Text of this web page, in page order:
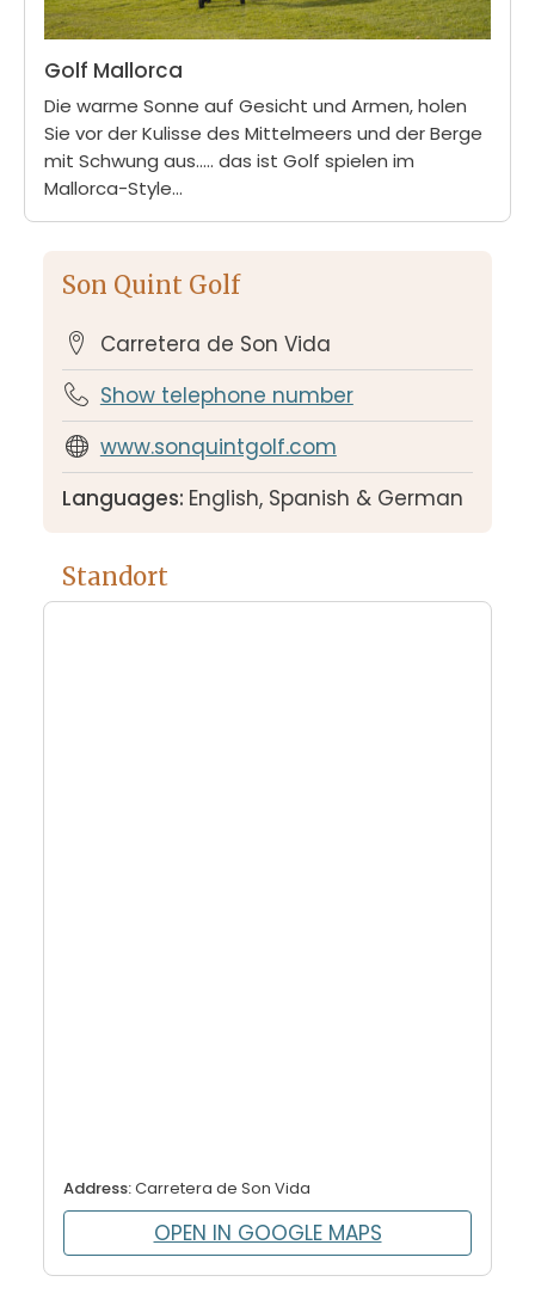
Golf Mallorca
Die warme Sonne auf Gesicht und Armen, holen
Sie vor der Kulisse des Mittelmeers und der Berge
mit Schwung aus..... das ist Golf spielen im
Mallorca-Style...
Son Quint Golf
Carretera de Son Vida
Show telephone number
www.sonquintgolf.com
Languages: English, Spanish & German
Standort
Address:Carretera de Son Vida
OPEN IN GOOGLE MAPS